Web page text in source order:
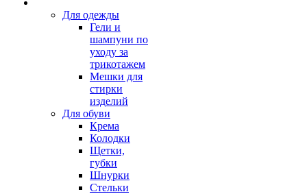
Для одежды
Гели и
шампуни по
уходу за
трикотажем
Мешки для
стирки
изделий
Для обуви
Крема
Колодки
Щетки,
губки
Шнурки
Стельки